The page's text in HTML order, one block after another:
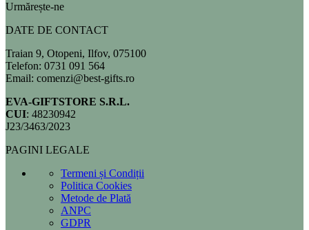
Urmărește-ne
DATE DE CONTACT
Traian 9, Otopeni, Ilfov, 075100
Telefon: 0731 091 564
Email: comenzi@best-gifts.ro
EVA-GIFTSTORE S.R.L.
CUI: 48230942
J23/3463/2023
PAGINI LEGALE
Termeni și Condiții
Politica Cookies
Metode de Plată
ANPC
GDPR